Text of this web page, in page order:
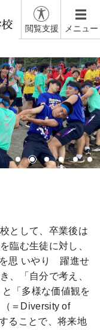
閲覧支援 メニュー
として、卒業後は
臨む生徒に対し、
思 いやり 躍進せ
、「自分で考え、
「多様な価値観を
＝Diversity of
ることで、将来地